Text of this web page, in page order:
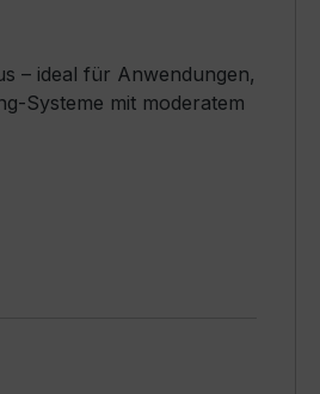
– ideal für Anwendungen,
Systeme mit moderatem